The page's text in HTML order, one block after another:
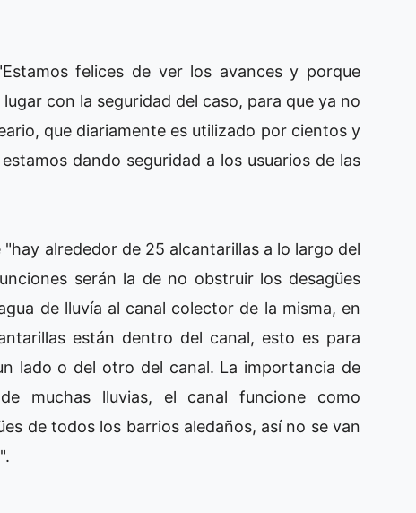
felices de ver los avances y porque
con la seguridad del caso, para que ya no
que diariamente es utilizado por cientos y
dando seguridad a los usuarios de las
alrededor de 25 alcantarillas a lo largo del
serán la de no obstruir los desagües
de lluvía al canal colector de la misma, en
están dentro del canal, esto es para
lado o del otro del canal. La importancia de
muchas lluvias, el canal funcione como
de todos los barrios aledaños, así no se van